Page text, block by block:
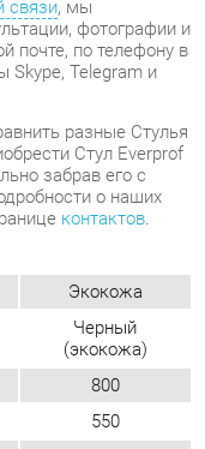
разные Стулья
Стул Everprof
забрав его с
о наших
Экокожа
Черный
(экокожа)
550
450
10
0.17
Квадратные